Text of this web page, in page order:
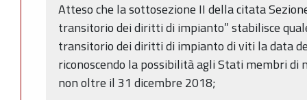
Atteso che la sottosezione II della citata
transitorio dei diritti di impianto” stabilisce
transitorio dei diritti di impianto di viti la data
riconoscendo la possibilità agli Stati membri
non oltre il 31 dicembre 2018;